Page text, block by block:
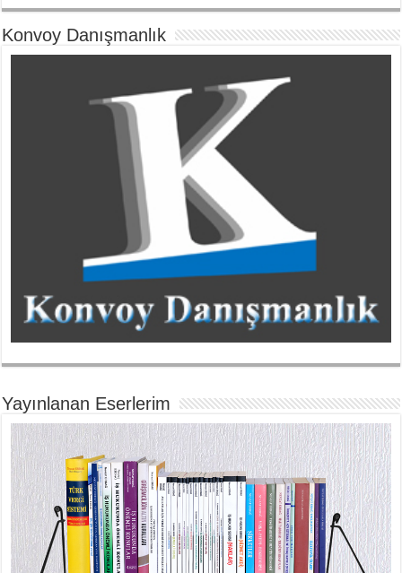
Konvoy Danışmanlık
Yayınlanan Eserlerim